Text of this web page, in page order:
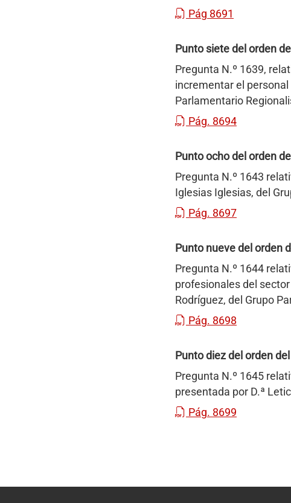
Pág 8691
Punto siete del orden
Pregunta N.º 1639,
incrementar el
Parlamentario
Pág. 8694
Punto ocho del orden
Pregunta N.º 1643
Iglesias Iglesias, del
Pág. 8697
Punto nueve del orden
Pregunta N.º 1644
profesionales del
Rodríguez, del Grupo
Pág. 8698
Punto diez del orden
Pregunta N.º 1645
presentada por D.ª
Pág. 8699